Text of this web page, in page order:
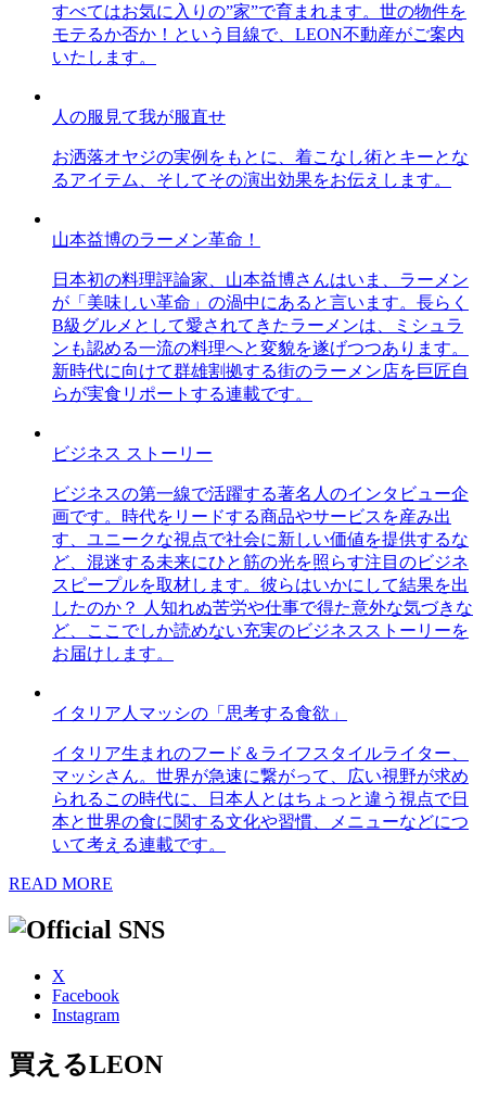
すべてはお気に入りの”家”で育まれます。世の物件を
モテるか否か！という目線で、LEON不動産がご案内
いたします。
人の服見て我が服直せ
お洒落オヤジの実例をもとに、着こなし術とキーとな
るアイテム、そしてその演出効果をお伝えします。
山本益博のラーメン革命！
日本初の料理評論家、山本益博さんはいま、ラーメン
が「美味しい革命」の渦中にあると言います。長らく
B級グルメとして愛されてきたラーメンは、ミシュラ
ンも認める一流の料理へと変貌を遂げつつあります。
新時代に向けて群雄割拠する街のラーメン店を巨匠自
らが実食リポートする連載です。
ビジネス ストーリー
ビジネスの第一線で活躍する著名人のインタビュー企
画です。時代をリードする商品やサービスを産み出
す、ユニークな視点で社会に新しい価値を提供するな
ど、混迷する未来にひと筋の光を照らす注目のビジネ
スピープルを取材します。彼らはいかにして結果を出
したのか？ 人知れぬ苦労や仕事で得た意外な気づきな
ど、ここでしか読めない充実のビジネスストーリーを
お届けします。
イタリア人マッシの「思考する食欲」
イタリア生まれのフード＆ライフスタイルライター、
マッシさん。世界が急速に繋がって、広い視野が求め
られるこの時代に、日本人とはちょっと違う視点で日
本と世界の食に関する文化や習慣、メニューなどにつ
いて考える連載です。
READ MORE
X
Facebook
Instagram
買えるLEON